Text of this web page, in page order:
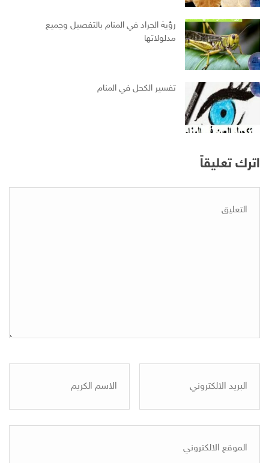
رؤية الجراد في المنام بالتفصيل وجميع
مدلولاتها
تفسير الكحل في المنام
اترك تعليقاً